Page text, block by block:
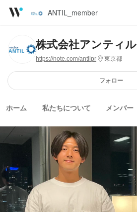
ANTIL_member
株式会社アンティル
https://note.com/antilpr 東京都
フォロー
ホーム 私たちについて メンバー